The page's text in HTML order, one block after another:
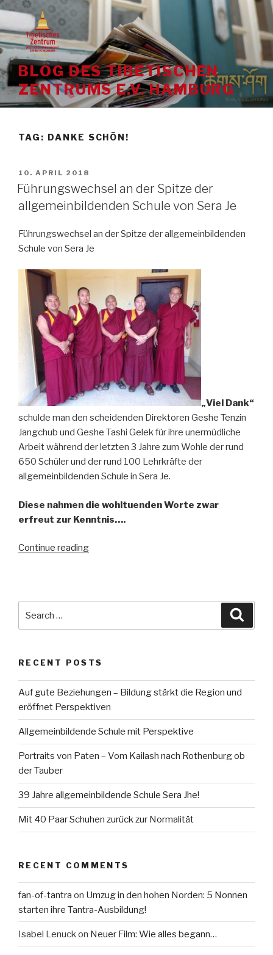
Skip
content
BLOG DES TIBETISCHEN
ZENTRUMS E.V. HAMBURG
TAG: DANKE SCHÖN!
POSTED
ON
10. APRIL 2018
Führungswechsel an der Spitze der
allgemeinbildenden Schule von Sera Je
Führungswechsel an der Spitze der allgemeinbildenden
Schule von Sera Je
„Viel Dank“
schulde man den scheidenden Direktoren Geshe Tenzin
Jangchub und Geshe Tashi Gelek für ihre unermüdliche
Arbeit während der letzten 3 Jahre zum Wohle der rund
650 Schüler und der rund 100 Lehrkräfte der
allgemeinbildenden Schule in Sera Je.
Diese nahmen die wohltuenden Worte zwar
erfreut zur Kenntnis….
Continue reading“Führungswechsel
Sera
Je”
for:
RECENT POSTS
Auf gute Beziehungen – Bildung stärkt die Region und
eröffnet Perspektiven
Allgemeinbildende Schule mit Perspektive
Portraits von Paten – Vom Kailash nach Rothenburg ob
der Tauber
39 Jahre allgemeinbildende Schule Sera Jhe!
Mit 40 Paar Schuhen zurück zur Normalität
RECENT COMMENTS
fan-of-tantra on Umzug in den hohen Norden: 5 Nonnen
starten ihre Tantra-Ausbildung!
Isabel Lenuckon Neuer Film: Wie alles begann…